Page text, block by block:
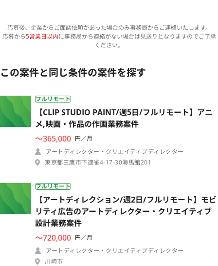
応募後、企業からご面談依頼があった場合のみ事務局からご連絡いたします。
応募から5営業日以内に事務局から連絡がない場合は見送りとなりますのでご了承
ください。
この案件と同じ条件の案件を探す
フルリモート
【CLIP STUDIO PAINT/週5日/フルリモート】アニ
メ,映画・作品の作画業務案件
〜365,000 円／月
アートディレクター・クリエイティブディレクター
東京都三鷹市下連雀4-17-30海馬館201
フルリモート
【アートディレクション/週2日/フルリモート】モビ
リティ広告のアートディレクター・クリエイティブ
設計業務案件
〜720,000 円／月
アートディレクター・クリエイティブディレクター
川崎市